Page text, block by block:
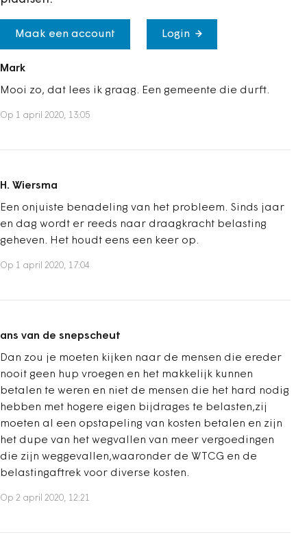
Maak een account Login
Mark
Mooi zo, dat lees ik graag. Een gemeente die durft.
Op 1 april 2020, 13:05
H. Wiersma
Een onjuiste benadeling van het probleem. Sinds jaar
en dag wordt er reeds naar draagkracht belasting
geheven. Het houdt eens een keer op.
Op 1 april 2020, 17:04
ans van de snepscheut
Dan zou je moeten kijken naar de mensen die ereder
nooit geen hup vroegen en het makkelijk kunnen
betalen te weren en niet de mensen die het hard nodig
hebben met hogere eigen bijdrages te belasten,zij
moeten al een opstapeling van kosten betalen en zijn
het dupe van het wegvallen van meer vergoedingen
die zijn weggevallen,waaronder de WTCG en de
belastingaftrek voor diverse kosten.
Op 2 april 2020, 12:21